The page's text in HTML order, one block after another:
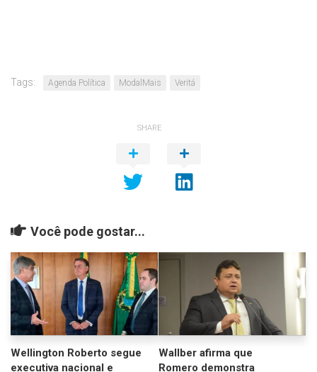
Tags: Agenda Política ModalMais Veritá
SHARE
Você pode gostar...
Wellington Roberto segue
executiva nacional e
Wallber afirma que
Romero demonstra